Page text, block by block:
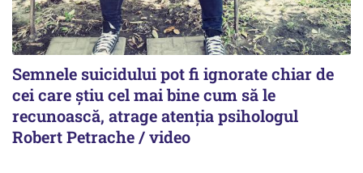
Semnele suicidului pot fi ignorate chiar de
cei care știu cel mai bine cum să le
recunoască, atrage atenția psihologul
Robert Petrache / video